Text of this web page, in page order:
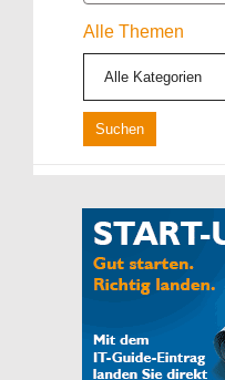
Alle Themen